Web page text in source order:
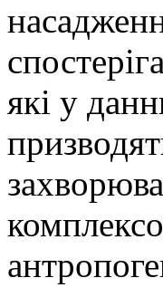
які у